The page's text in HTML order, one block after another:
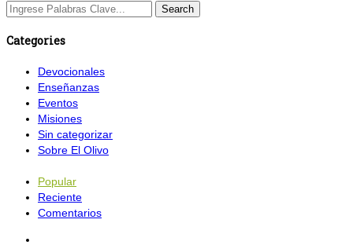
Categories
Devocionales
Enseñanzas
Eventos
Misiones
Sin categorizar
Sobre El Olivo
Popular
Reciente
Comentarios